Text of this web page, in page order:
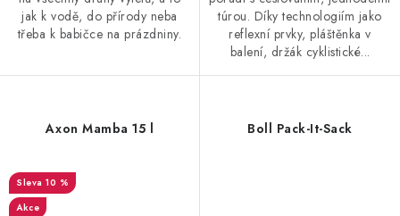
jak k vodě, do přírody neba
třeba k babičce na prázdniny.
túrou. Díky technologiím jako
reflexní prvky, pláštěnka v
balení, držák cyklistické...
Axon Mamba 15 l
10 %
Akce
Boll Pack-It-Sack